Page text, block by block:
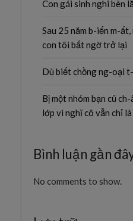
Con gái sinh nghi bèn
Sau 25 năm b-iến m-
con tôi bất ngờ trở lại
Dù biết chồng ng-oại
Bị một nhóm bạn cũ
lớp vì nghĩ cô vẫn chỉ
Bình luận gần
No comments to show.